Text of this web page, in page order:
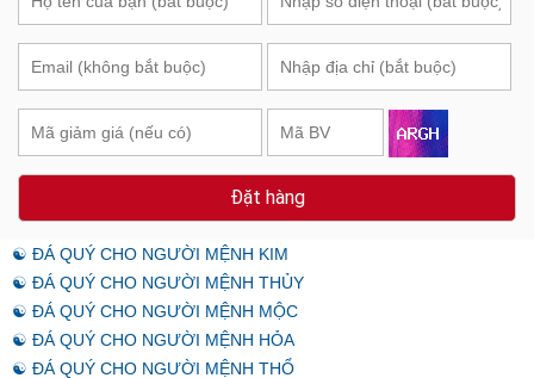
Đặt hàng
☯ ĐÁ QUÝ CHO NGƯỜI MỆNH KIM
☯ ĐÁ QUÝ CHO NGƯỜI MỆNH THỦY
☯ ĐÁ QUÝ CHO NGƯỜI MỆNH MỘC
☯ ĐÁ QUÝ CHO NGƯỜI MỆNH HỎA
☯ ĐÁ QUÝ CHO NGƯỜI MỆNH THỔ